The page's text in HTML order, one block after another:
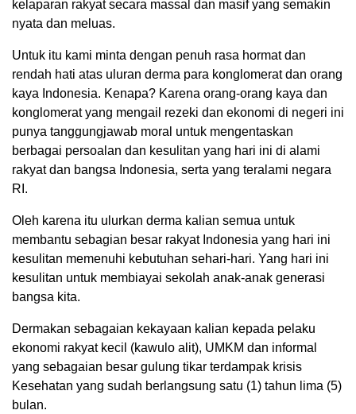
kelaparan rakyat secara massal dan masif yang semakin
nyata dan meluas.
Untuk itu kami minta dengan penuh rasa hormat dan
rendah hati atas uluran derma para konglomerat dan orang
kaya Indonesia. Kenapa? Karena orang-orang kaya dan
konglomerat yang mengail rezeki dan ekonomi di negeri ini
punya tanggungjawab moral untuk mengentaskan
berbagai persoalan dan kesulitan yang hari ini di alami
rakyat dan bangsa Indonesia, serta yang teralami negara
RI.
Oleh karena itu ulurkan derma kalian semua untuk
membantu sebagian besar rakyat Indonesia yang hari ini
kesulitan memenuhi kebutuhan sehari-hari. Yang hari ini
kesulitan untuk membiayai sekolah anak-anak generasi
bangsa kita.
Dermakan sebagaian kekayaan kalian kepada pelaku
ekonomi rakyat kecil (kawulo alit), UMKM dan informal
yang sebagaian besar gulung tikar terdampak krisis
Kesehatan yang sudah berlangsung satu (1) tahun lima (5)
bulan.